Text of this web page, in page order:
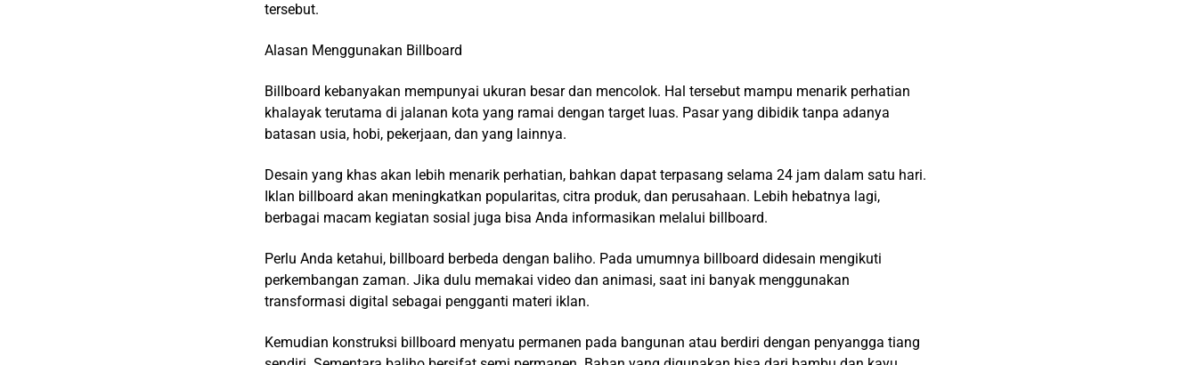
tersebut.
Alasan Menggunakan Billboard
Billboard kebanyakan mempunyai ukuran besar dan mencolok. Hal tersebut mampu menarik perhatian
khalayak terutama di jalanan kota yang ramai dengan target luas. Pasar yang dibidik tanpa adanya
batasan usia, hobi, pekerjaan, dan yang lainnya.
Desain yang khas akan lebih menarik perhatian, bahkan dapat terpasang selama 24 jam dalam satu hari.
Iklan billboard akan meningkatkan popularitas, citra produk, dan perusahaan. Lebih hebatnya lagi,
berbagai macam kegiatan sosial juga bisa Anda informasikan melalui billboard.
Perlu Anda ketahui, billboard berbeda dengan baliho. Pada umumnya billboard didesain mengikuti
perkembangan zaman. Jika dulu memakai video dan animasi, saat ini banyak menggunakan
transformasi digital sebagai pengganti materi iklan.
Kemudian konstruksi billboard menyatu permanen pada bangunan atau berdiri dengan penyangga tiang